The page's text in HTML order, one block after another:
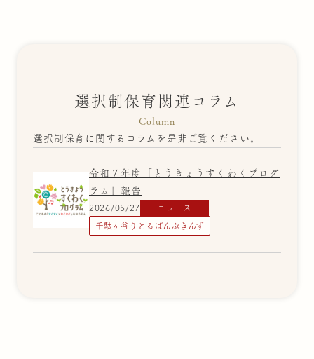
選択制保育関連コラム
Column
選択制保育に関するコラムを是非ご覧ください。
令和７年度「とうきょうすくわくプログ
ラム」報告
2026/05/27 ニュース
千駄ヶ谷りとるぱんぷきんず